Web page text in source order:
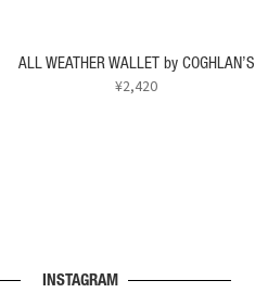
ALL WEATHER WALLET by COGHLAN’S
¥2,420
INSTAGRAM